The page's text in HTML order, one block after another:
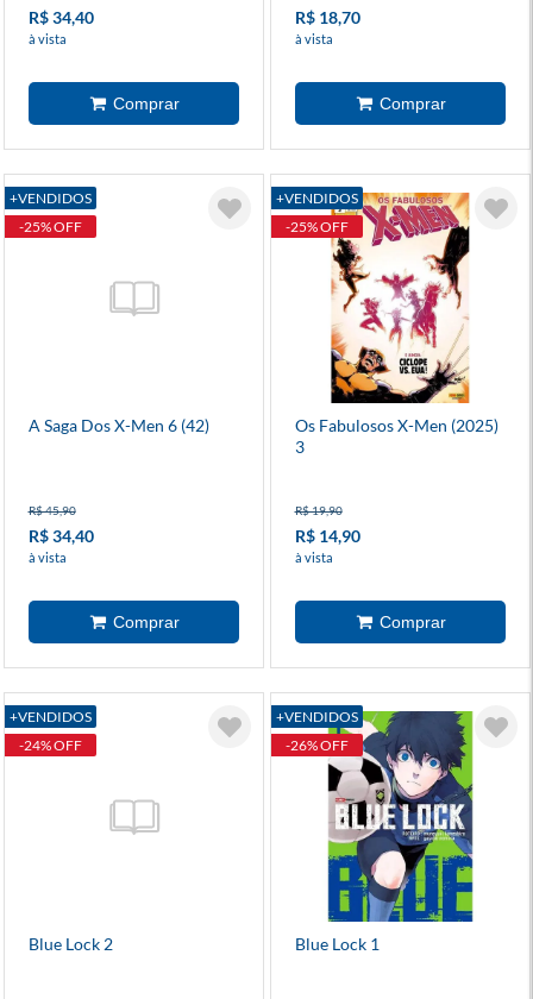
R$ 34,40
à vista
R$ 18,70
à vista
+VENDIDOS
-25% OFF
A Saga Dos X-Men 6 (42)
R$ 45,90
R$ 34,40
à vista
+VENDIDOS
-25% OFF
Os Fabulosos X-Men (2025)
3
R$ 19,90
R$ 14,90
à vista
+VENDIDOS
-24% OFF
Blue Lock 2
+VENDIDOS
-26% OFF
Blue Lock 1